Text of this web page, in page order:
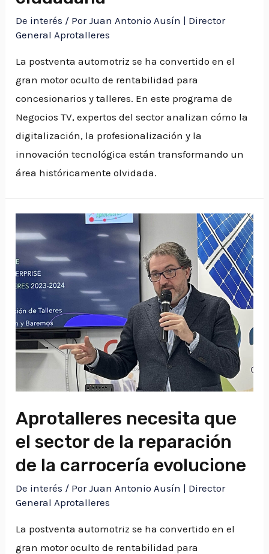
De interés / PorJuan Antonio Ausín | Director
General Aprotalleres
La postventa automotriz se ha convertido en el
gran motor oculto de rentabilidad para
concesionarios y talleres. En este programa de
Negocios TV, expertos del sector analizan cómo la
digitalización, la profesionalización y la
innovación tecnológica están transformando un
área históricamente olvidada.
Aprotalleres necesita que
el sector de la reparación
de la carrocería evolucione
De interés / PorJuan Antonio Ausín | Director
General Aprotalleres
La postventa automotriz se ha convertido en el
gran motor oculto de rentabilidad para